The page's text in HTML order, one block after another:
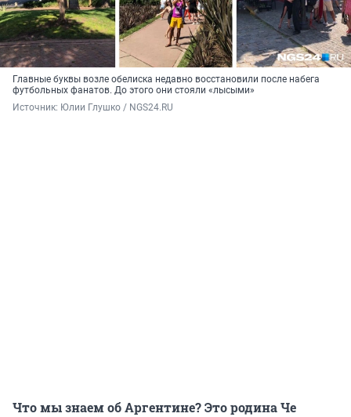
Главные буквы возле обелиска недавно восстановили после набега
футбольных фанатов. До этого они стояли «лысыми»
Источник: Юлии Глушко / NGS24.RU
Что мы знаем об Аргентине? Это родина Че